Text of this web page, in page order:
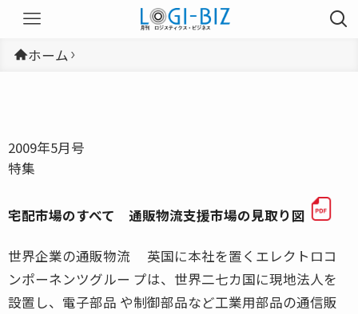
ホーム
2009年5月号
特集
宅配市場のすべて 通販物流支援市場の見取り図
世界企業の通販物流 英国に本社を置くエレクトロコ
ンポーネンツグルー プは、世界二七カ国に現地法人を
設置し、電子部品 や制御部品など工業用部品の通信販